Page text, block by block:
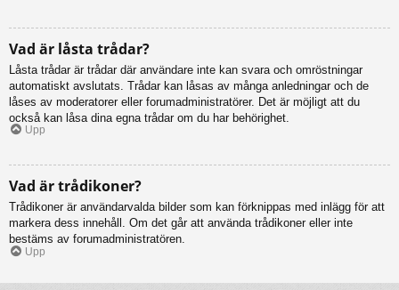
Vad är låsta trådar?
Låsta trådar är trådar där användare inte kan svara och omröstningar
automatiskt avslutats. Trådar kan låsas av många anledningar och de
låses av moderatorer eller forumadministratörer. Det är möjligt att du
också kan låsa dina egna trådar om du har behörighet.
Upp
Vad är trådikoner?
Trådikoner är användarvalda bilder som kan förknippas med inlägg för att
markera dess innehåll. Om det går att använda trådikoner eller inte
bestäms av forumadministratören.
Upp